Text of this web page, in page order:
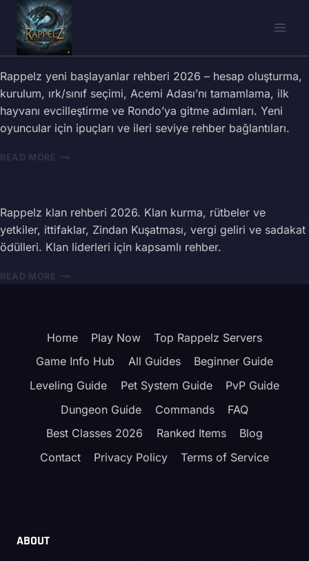
Skip
content
Rappelz yeni başlayanlar rehberi 2026 – hesap oluşturma,
kurulum, ırk/sınıf seçimi, Acemi Adası’nı tamamlama, ilk
hayvanı evcilleştirme ve Rondo’ya gitme adımları. Yeni
oyuncular için ipuçları ve ileri seviye rehber bağlantıları.
READ MORE RAPPELZ
–
İLK
ADIMLAR
VE
(2026)
Rappelz klan rehberi 2026. Klan kurma, rütbeler ve
yetkiler, ittifaklar, Zindan Kuşatması, vergi geliri ve sadakat
ödülleri. Klan liderleri için kapsamlı rehber.
READ MORE RAPPELZ
RÜTBELER
(2026)
Home Play Now
Top Rappelz Servers
Game Info Hub
All Guides
Beginner Guide
Leveling Guide
Pet System Guide
PvP Guide
Dungeon Guide
Commands
FAQ
Best Classes 2026
Ranked Items
Blog
Contact
Privacy Policy Terms of Service
ABOUT